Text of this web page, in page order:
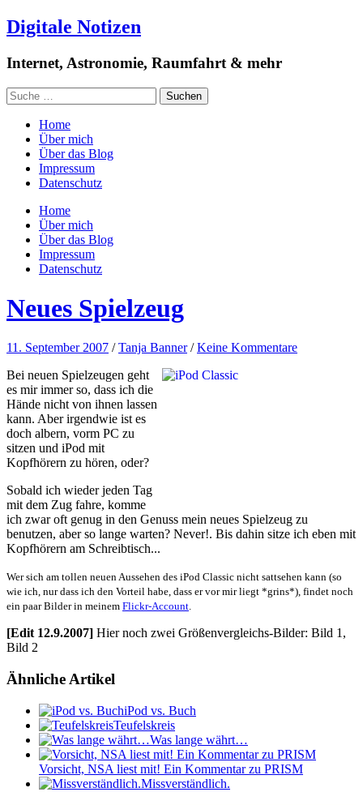
Digitale Notizen
Internet, Astronomie, Raumfahrt & mehr
Home
Über mich
Über das Blog
Impressum
Datenschutz
Home
Über mich
Über das Blog
Impressum
Datenschutz
Neues Spielzeug
11. September 2007 /Tanja Banner /Keine Kommentare
Bei neuen Spielzeugen geht
es mir immer so, dass ich die
Hände nicht von ihnen lassen
kann. Aber irgendwie ist es
doch albern, vorm PC zu
sitzen und iPod mit
Kopfhörern zu hören, oder?
Sobald ich wieder jeden Tag
mit dem Zug fahre, komme
ich zwar oft genug in den Genuss mein neues Spielzeug zu
benutzen, aber so lange warten? Never!. Bis dahin sitze ich eben mit
Kopfhörern am Schreibtisch...
Wer sich am tollen neuen Aussehen des iPod Classic nicht sattsehen kann (so
wie ich, nur dass ich den Vorteil habe, dass er vor mir liegt *grins*), findet noch
ein paar Bilder in meinem Flickr-Account.
[Edit 12.9.2007] Hier noch zwei Größenvergleichs-Bilder: Bild 1,
Bild 2
Ähnliche Artikel
iPod vs. Buch
Teufelskreis
Was lange währt…
Vorsicht, NSA liest mit! Ein Kommentar zu PRISM
Missverständlich.